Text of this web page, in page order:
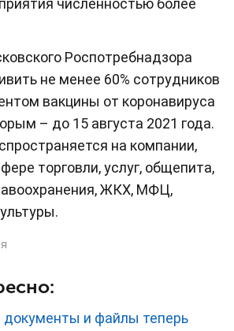
численностью более
Роспотребнадзора
не менее 60% сотрудников
вакцины от коронавируса
– до 15 августа 2021 года.
на компании,
торговли, услуг, общепита,
ЖКХ, МФЦ,
и файлы теперь